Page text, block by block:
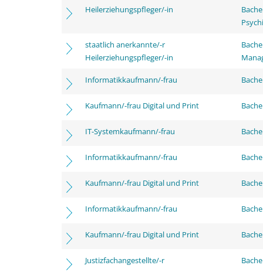
Heilerziehungspfleger/-in
staatlich anerkannte/-r
Heilerziehungspfleger/-in
Informatikkaufmann/-frau
Kaufmann/-frau Digital und Print
IT-Systemkaufmann/-frau
Informatikkaufmann/-frau
Kaufmann/-frau Digital und Print
Informatikkaufmann/-frau
Kaufmann/-frau Digital und Print
Justizfachangestellte/-r